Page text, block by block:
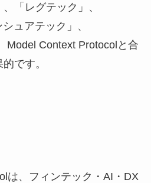
「レグテック」、
ュアテック」、
Model Context Protocolと合
です。
は、フィンテック・AI・DX